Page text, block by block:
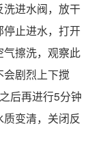
进水阀，放干
止进水，打开
擦洗，观察此
会剧烈上下搅
后再进行5分钟
变清，关闭反